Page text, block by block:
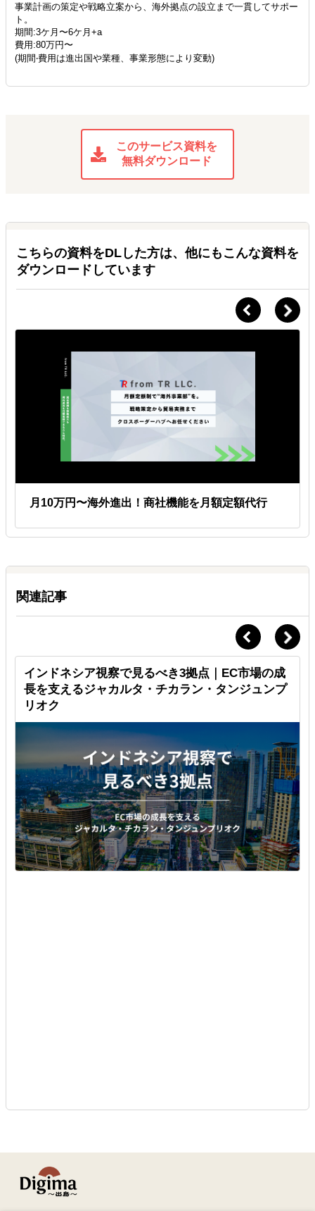
事業計画の策定や戦略立案から、海外拠点の設立まで一貫してサポー
ト。
期間:3ケ月〜6ケ月+a
費用:80万円〜
(期間‧費用は進出国や業種、事業形態により変動)
このサービス資料を
無料ダウンロード
こちらの資料をDLした方は、他にもこんな資料を
ダウンロードしています
月10万円〜海外進出！商社機能を月額定額代行
関連記事
インドネシア視察で見るべき3拠点｜EC市場の成
長を支えるジャカルタ・チカラン・タンジュンプ
リオク